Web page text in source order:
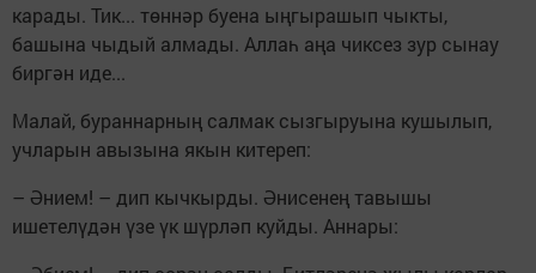
карады. Тик... төннәр буена ыңгырашып чыкты,
башына чыдый алмады. Аллаһ аңа чиксез зур сынау
биргән иде...
Малай, бураннарның салмак сызгыруына кушылып,
учларын авызына якын китереп:
– Әнием! – дип кычкырды. Әнисенең тавышы
ишетелүдән үзе үк шүрләп куйды. Аннары: